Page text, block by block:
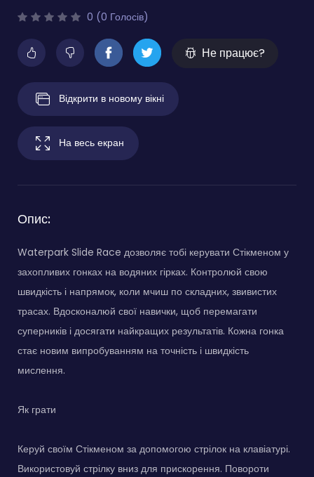
0 (0 Голосів)
Не працює?
Відкрити в новому вікні
На весь екран
Опис:
Waterpark Slide Race дозволяє тобі керувати Стікменом у
захопливих гонках на водяних гірках. Контролюй свою
швидкість і напрямок, коли мчиш по складних, звивистих
трасах. Вдосконалюй свої навички, щоб перемагати
суперників і досягати найкращих результатів. Кожна гонка
стає новим випробуванням на точність і швидкість
мислення.
Як грати
Керуй своїм Стікменом за допомогою стрілок на клавіатурі.
Використовуй стрілку вниз для прискорення. Повороти